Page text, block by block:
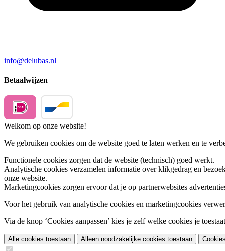
info@delubas.nl
Betaalwijzen
Welkom op onze website!
We gebruiken cookies om de website goed te laten werken en te
Functionele cookies zorgen dat de website (technisch) goed werkt.
Analytische cookies verzamelen informatie over klikgedrag en
onze website.
Marketingcookies zorgen ervoor dat je op partnerwebsites
Voor het gebruik van analytische cookies en marketingcookies
Via de knop ‘Cookies aanpassen’ kies je zelf welke cookies je
Alle cookies toestaan Alleen noodzakelijke cookies toestaan